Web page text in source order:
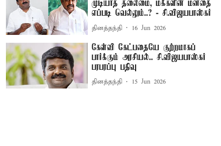
முடியாத தலைமை, மக்களின் மனதை
எப்படி வெல்லும்..? - சி.விஜயபாஸ்கர்
தினத்தந்தி 16 Jun 2026
கேள்வி கேட்பதையே குற்றமாகப்
பார்க்கும் அரசியல்.. சி.விஜயபாஸ்கர்
பரபரப்பு பதிவு
தினத்தந்தி 15 Jun 2026